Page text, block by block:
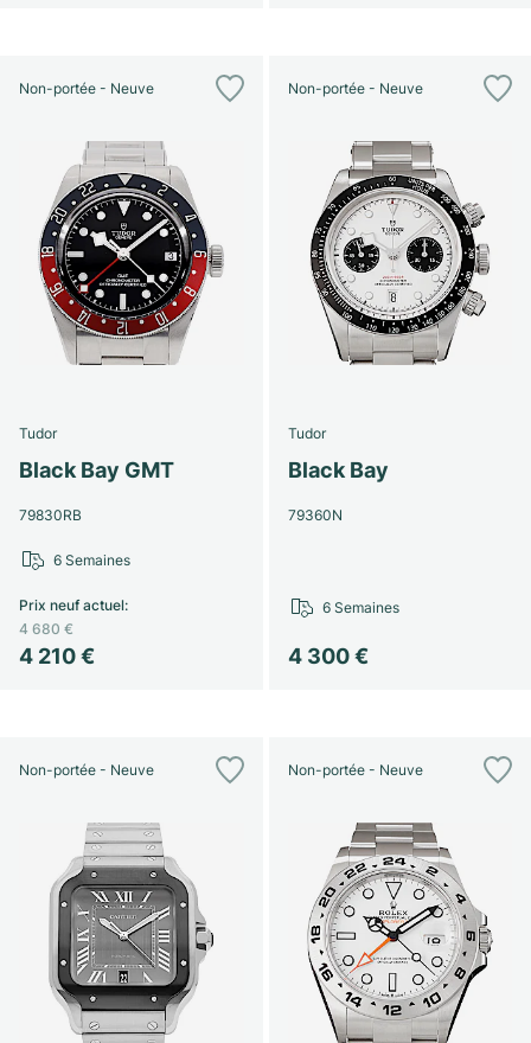
Non-portée - Neuve
Tudor
Black Bay GMT
79830RB
4 210 €
Prix neuf actuel:
4 680 €
6 Semaines
Non-portée - Neuve
Tudor
Black Bay
79360N
4 300 €
6 Semaines
Non-portée - Neuve Non-portée - Neuve